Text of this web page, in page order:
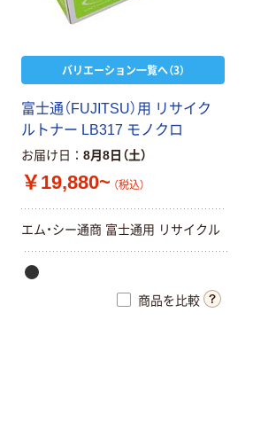
バリエーション一覧へ（3）
富士通（FUJITSU）用 リサイク
ルトナー LB317 モノクロ
お届け日 8月8日（土）
￥19,880~ （税込）
エム・シー通商 富士通用 リサイクル
商品を比較